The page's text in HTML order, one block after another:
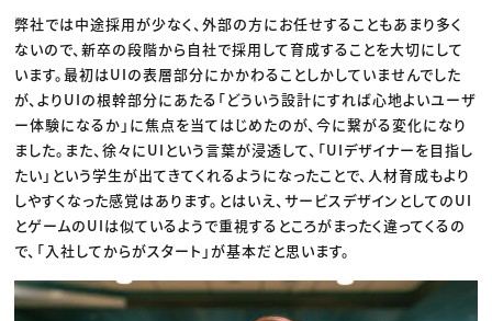
弊社では中途採用が少なく、外部の方にお任せすることもあまり多く
ないので、新卒の段階から自社で採用して育成することを大切にして
います。最初はUIの表層部分にかかわることしかしていませんでした
が、よりUIの根幹部分にあたる「どういう設計にすれば心地よいユーザ
ー体験になるか」に焦点を当てはじめたのが、今に繋がる変化になり
ました。また、徐々にUIという言葉が浸透して、「UIデザイナーを目指し
たい」という学生が出てきてくれるようになったことで、人材育成もより
しやすくなった感覚はあります。とはいえ、サービスデザインとしてのUI
とゲームのUIは似ているようで重視するところがまったく違ってくるの
で、「入社してからがスタート」が基本だと思います。